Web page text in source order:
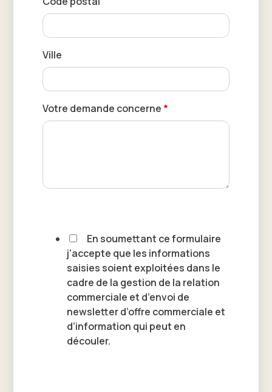
Ville
Votre demande concerne *
En soumettant ce formulaire
j'accepte que les informations
saisies soient exploitées dans le
cadre de la gestion de la relation
commerciale et d’envoi de
newsletter d’offre commerciale et
d’information qui peut en
découler.